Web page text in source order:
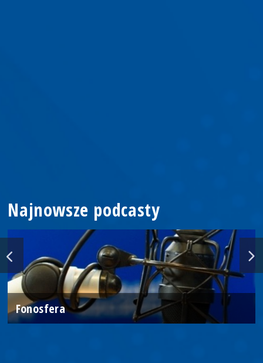
Najnowsze podcasty
Fonosfera